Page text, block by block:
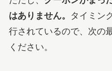
はありません。
タイミン
行されているので、次の
ください。